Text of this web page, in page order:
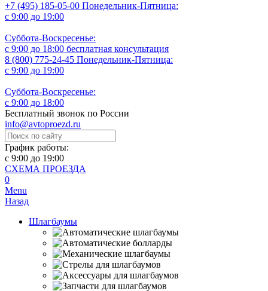
+7 (495) 185-05-00 Понедельник-Пятница:
с 9:00 до 19:00
Суббота-Воскресенье:
с 9:00 до 18:00 бесплатная консультация
8 (800) 775-24-45 Понедельник-Пятница:
с 9:00 до 19:00
Суббота-Воскресенье:
с 9:00 до 18:00
Бесплатный звонок по России
info@avtoproezd.ru
График работы:
с 9:00 до 19:00
СХЕМА ПРОЕЗДА
0
Menu
Назад
Шлагбаумы